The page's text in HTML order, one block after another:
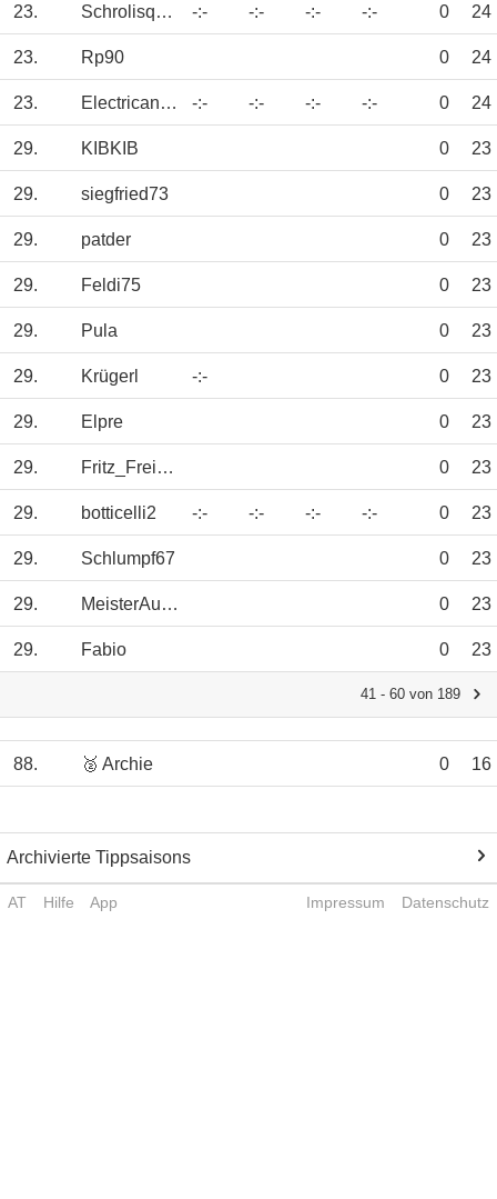
23. Schrolisquaw55 -:- -:- -:- -:- 0 24
23. Rp90 0 24
23. Electricantelop -:- -:- -:- -:- 0 24
29. KIBKIB 0 23
29. siegfried73 0 23
29. patder 0 23
29. Feldi75 0 23
29. Pula 0 23
29. Krügerl -:- 0 23
29. Elpre 0 23
29. Fritz_Freistoss 0 23
29. botticelli2 -:- -:- -:- -:- 0 23
29. Schlumpf67 0 23
29. MeisterAufstieg 0 23
29. Fabio 0 23
41 - 60 von 189
88. 🥈 Archie 0 16
Archivierte Tippsaisons
AT Hilfe App Impressum Datenschutz